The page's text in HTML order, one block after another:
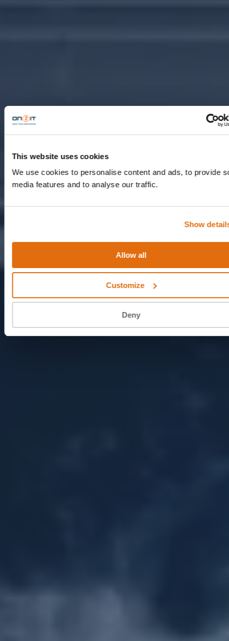
This website uses cookies
We use cookies to personalise content and ads, to provide
media features and to analyse our traffic.
Show
Allow all
Customize
Deny